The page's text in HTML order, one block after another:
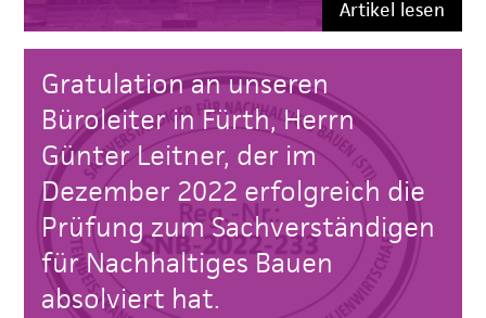
Artikel lesen
Gratulation an unseren
Büroleiter in Fürth, Herrn
Günter Leitner, der im
Dezember 2022 erfolgreich die
Prüfung zum Sachverständigen
für Nachhaltiges Bauen
absolviert hat.